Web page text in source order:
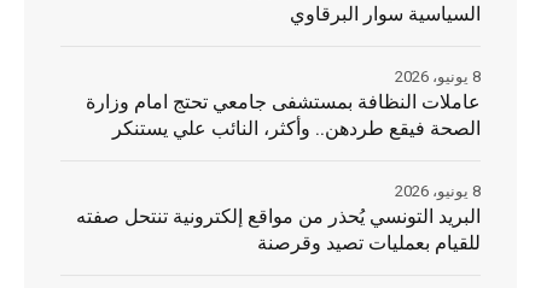
السياسية سوار البرقاوي
عاملات النظافة بمستشفى جامعي تحتج امام وزارة
الصحة فيقع طردهن.. وأكثر، النائب علي يستنكر
8 يونيو، 2026
البريد التونسي يُحذر من مواقع إلكترونية تنتحل صفته
للقيام بعمليات تصيد وقرصنة
8 يونيو، 2026